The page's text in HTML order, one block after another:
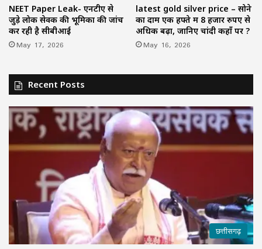
NEET Paper Leak- एनटीए से
जुड़े लोक सेवक की भूमिका की जांच
कर रही है सीबीआई
May 17, 2026
latest gold silver price – सोने
का दाम एक हफ्ते में 8 हजार रुपए से
अधिक बढ़ा, जानिए चांदी कहाँ पर ?
May 16, 2026
Recent Posts
छत्तीसगढ़